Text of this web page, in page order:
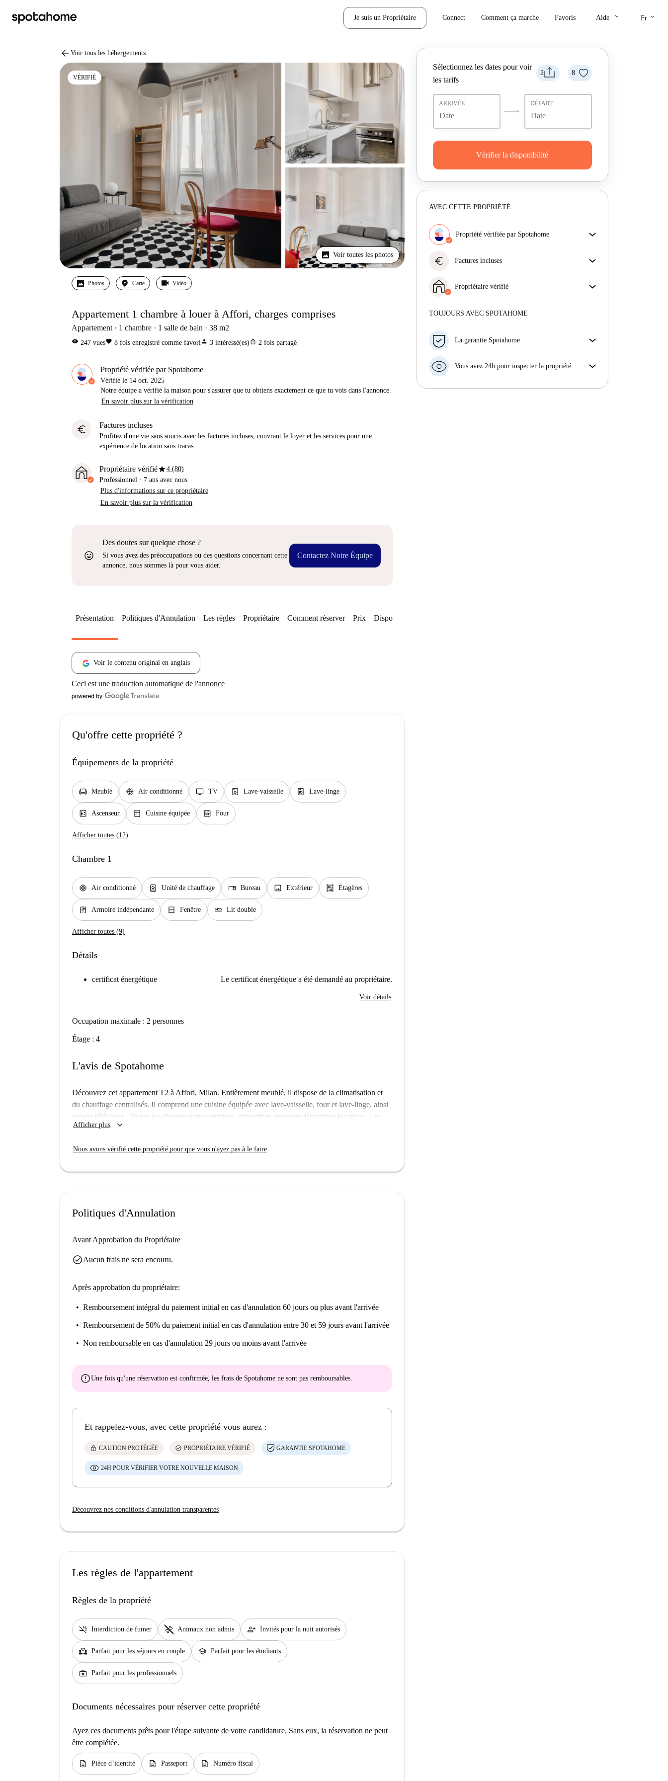
Je suis un Propriétaire Connect Comment ça marche Favoris Aide keyboard_arrow_down Fr keyboard_arrow_down
arrow_back Voir tous les hébergements
VÉRIFIÉ
Voir toutes les photos
Photos Carte Vidéo
Appartement 1 chambre à louer à Affori, charges comprises
Appartement 1 chambre 1 salle de bain 38 m2
visibility 247 vuesfavorite 8 fois enregistré comme favoriperson 3 intéressé(es) ios_share 2 fois partagé
Propriété vérifiée par Spotahome
Vérifié le 14 oct. 2025
Notre équipe a vérifié la maison pour s'assurer que tu obtiens exactement ce que tu vois dans l'annonce.
En savoir plus sur la vérification
euro Factures incluses
Profitez d'une vie sans soucis avec les factures incluses, couvrant le loyer et les services pour une
expérience de location sans tracas.
Propriétaire vérifiéstar4 (80)
Professionnel · 7 ans avec nous
Plus d'informations sur ce propriétaire
En savoir plus sur la vérification
sentiment_very_satisfied
Des doutes sur quelque chose ?
Si vous avez des préoccupations ou des questions concernant cette
annonce, nous sommes là pour vous aider.
Contactez Notre Équipe
2 8
Sélectionnez les dates pour voir
les tarifs
ARRIVÉE DÉPART
Vérifier la disponibilité
AVEC CETTE PROPRIÉTÉ
Propriété vérifiée par Spotahome
obtiens exactement ce que tu vois dans l'annonce.
euro Factures incluses
incluses, couvrant le loyer et les services pour une
expérience de location sans tracas.
Propriétaire vérifié
Plus d'informations sur ce propriétaire
TOUJOURS AVEC SPOTAHOME
La garantie Spotahome
préavis, nous allons soit (A) vous payer une chambre
soit (B) vous rembourser en totalité.
Vous avez 24h pour inspecter la propriété
Présentation Politiques d'Annulation Les règles Propriétaire Comment réserver Prix Disponibilités
Voir le contenu original en anglais
Ceci est une traduction automatique de l'annonce
Qu'offre cette propriété ?
Équipements de la propriété
chair Meublé ac_unit Air conditionné tv TV dishwasher_gen Lave-vaisselle local_laundry_service Lave-linge
elevator Ascenseur kitchen Cuisine équipée oven_gen Four
Afficher toutes (12)
Chambre 1
ac_unit Air conditionné water_heater Unité de chauffage desk Bureau image Extérieur shelves Étagères
dresser Armoire indépendante window_closed Fenêtre airline_seat_flat Lit double
Afficher toutes (9)
Détails
certificat énergétique Le certificat énergétique a été demandé au propriétaire.
Voir détails
Occupation maximale : 2 personnes
Étage : 4
L'avis de Spotahome
Découvrez cet appartement T2 à Affori, Milan. Entièrement meublé, il dispose de la climatisation et
du chauffage centralisés. Il comprend une cuisine équipée avec lave-vaisselle, four et lave-linge, ainsi
qu'une télévision. Toutes les charges sont comprises, simplifiant ainsi vos démarches locatives. Les
couples, les étudiants, les professionnels et les locataires Erasmus sont les bienvenus, mais les
garantissant ainsi la qualité de votre séjour.
Affori est un quartier animé de Milan, offrant de nombreux restaurants et sites touristiques. À
des commodités de cet emplacement.
Afficher plus keyboard_arrow_down
Nous avons vérifié cette propriété pour que vous n'ayez pas à le faire
Politiques d'Annulation
Avant Approbation du Propriétaire
check_circleAucun frais ne sera encouru.
Après approbation du propriétaire:
Remboursement intégral du paiement initial en cas d'annulation 60 jours ou plus avant l'arrivée
Remboursement de 50% du paiement initial en cas d'annulation entre 30 et 59 jours avant l'arrivée
Non remboursable en cas d'annulation 29 jours ou moins avant l'arrivée
errorUne fois qu'une réservation est confirmée, les frais de Spotahome ne sont pas remboursables.
Et rappelez-vous, avec cette propriété vous aurez :
lock CAUTION PROTÉGÉE check_circle PROPRIÉTAIRE VÉRIFIÉ GARANTIE SPOTAHOME
24H POUR VÉRIFIER VOTRE NOUVELLE MAISON
Découvrez nos conditions d'annulation transparentes
Les règles de l'appartement
Règles de la propriété
smoke_free Interdiction de fumer pet_supplies Animaux non admis person_add Invités pour la nuit autorisés
partner_heart Parfait pour les séjours en couple school Parfait pour les étudiants
business_center Parfait pour les professionnels
Documents nécessaires pour réserver cette propriété
Ayez ces documents prêts pour l'étape suivante de votre candidature. Sans eux, la réservation ne peut
être complétée.
description Pièce d’identité description Passeport description Numéro fiscal